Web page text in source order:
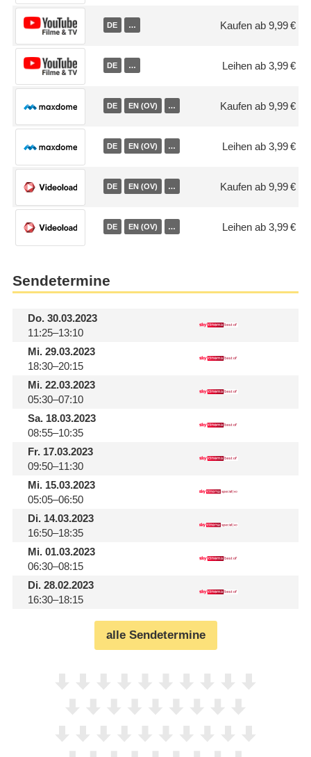
DE … Kaufen ab 9,99 €
DE … Leihen ab 3,99 €
DE EN (OV) … Kaufen ab 9,99 €
DE EN (OV) … Leihen ab 3,99 €
DE EN (OV) … Kaufen ab 9,99 €
DE EN (OV) … Leihen ab 3,99 €
Sendetermine
Do.30.03.2023
11:25–13:10
Mi.29.03.2023
18:30–20:15
Mi.22.03.2023
05:30–07:10
Sa.18.03.2023
08:55–10:35
Fr.17.03.2023
09:50–11:30
Mi.15.03.2023
05:05–06:50
Di.14.03.2023
16:50–18:35
Mi.01.03.2023
06:30–08:15
Di.28.02.2023
16:30–18:15
alle Sendetermine